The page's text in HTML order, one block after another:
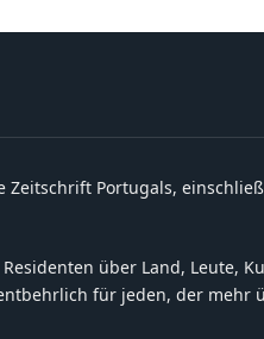
Zeitschrift Portugals,
über Land, Leute,
für jeden, der mehr